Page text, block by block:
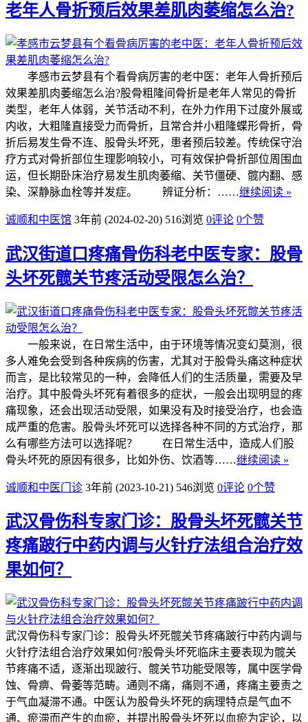
老年人骨折预后效果差肌肉萎缩怎么治?
孝感市云梦县有个看骨病厉害的老中医：老年人骨折预后
效果差肌肉萎缩怎么治?股骨粗隆间骨折是老年人常见的骨折
类型，老年人体弱，关节活动不利，在外力作用下过度外展或
内收，大粗隆直接受力而骨折，且常合并小粗隆蝶形骨折，骨
折后易发生骨不连、股骨头坏死，患者预后较差。传统保守治
疗方式对骨折部位生理影响较小，可有效保护骨折部位周围血
运，但长期卧床治疗易发生肌肉萎缩、关节僵硬、髋内翻、感
染、深静脉血栓等并发症。 辨证分析：……继续阅读 »
诚顺和中医馆 3年前 (2024-02-20) 516浏览 0评论 0个赞
武汉街道口疼痛骨伤科老中医专家：股骨
头坏死髋关节疼活动受限怎么治？
一般来说，在日常生活中，由于环境等情况变幻莫测，很
多人难免会受到各种疾病的伤害，尤其对于股骨头痛这种症状
而言，是比较常见的一种，会降低人们的生活质量，需要及早
治疗。其中股骨头坏死有着很多的症状，一般会出现明显的疼
痛现象，还会出现活动受限，如果没有及时接受治疗，也会造
成严重的危害。股骨头坏死可以选择各种不同的方式治疗，那
么有哪些方法可以选择呢？ 在日常生活中，造成人们股
骨头坏死的原因有很多，比如外伤、饮酒等……继续阅读 »
诚顺和中医门诊 3年前 (2023-10-21) 546浏览 0评论 0个赞
武汉骨伤科专家门诊：股骨头坏死髋关节
疼痛跛行中药内调与火针疗法组合治疗效
果如何？
武汉骨伤科专家门诊：股骨头坏死髋关节疼痛跛行中药内调与
火针疗法组合治疗效果如何?股骨头坏死临床主要表现为髋关
节疼痛不适，逐渐出现跛行、髋关节功能受限等，属中医学骨
蚀、骨痹、骨萎等范畴。通则不痛，痛则不通，疼痛主要责之
于气血凝滞不通。中医认为股骨头坏死的病理特点是气血不
通、瘀滞而产生的血瘀，并提出股骨头坏死以血瘀为定论，以